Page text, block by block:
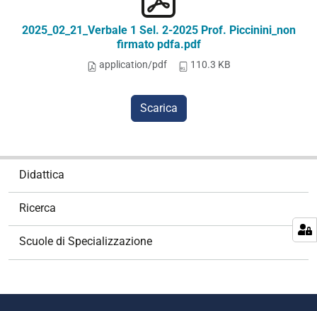
2025_02_21_Verbale 1 Sel. 2-2025 Prof. Piccinini_non
firmato pdfa.pdf
application/pdf 110.3 KB
Scarica
Didattica
Ricerca
Scuole di Specializzazione